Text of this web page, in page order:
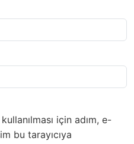
için adım, e-
bu tarayıcıya